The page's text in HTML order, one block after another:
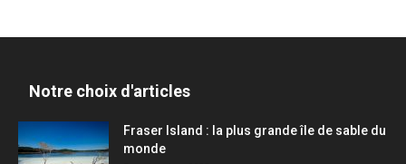
Notre choix d'articles
Fraser Island : la plus grande île de sable du
monde